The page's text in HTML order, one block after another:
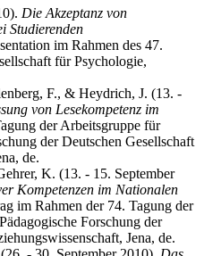
Die Akzeptanz von
Studierenden
im Rahmen des 47.
für Psychologie,
F., & Heydrich, J. (13. -
von Lesekompetenz im
der Arbeitsgruppe für
der Deutschen Gesellschaft
de.
K. (13. - 15. September
Kompetenzen im Nationalen
im Rahmen der 74. Tagung der
Forschung der
Jena, de.